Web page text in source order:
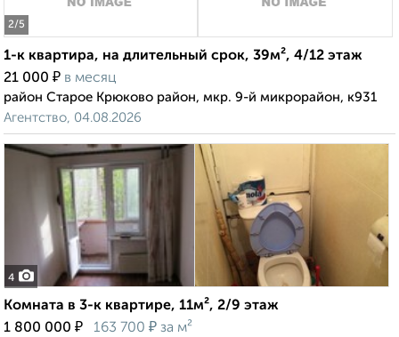
2/5
1-к квартира, на длительный срок, 39м², 4/12 этаж
21 000 ₽ в месяц
район Старое Крюково район, мкр. 9-й микрорайон, к931
Агентство, 04.08.2026
4
Комната в 3-к квартире, 11м², 2/9 этаж
1 800 000 ₽ 163 700 ₽ за м²